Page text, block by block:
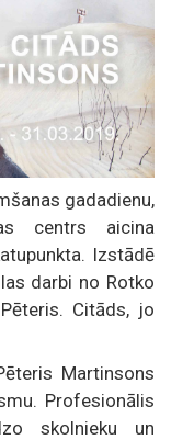
gadadienu,
centrs aicina
Izstādē
darbi no Rotko
Citāds, jo
Martinsons
Profesionālis
skolnieku un